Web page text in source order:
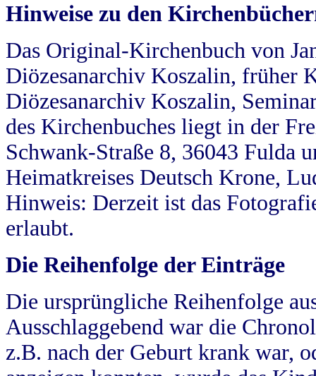
Hinweise zu den
Das Original-Kirchenbuch von
Diözesanarchiv Koszalin, früher
Diözesanarchiv Koszalin,
des Kirchenbuches liegt in der
Schwank-Straße 8, 36043 Fulda
Heimatkreises Deutsch Krone,
Hinweis: Derzeit ist das
erlaubt.
Die Reihenfolge der Einträge
Die ursprüngliche Reihenfolge
Ausschlaggebend war die
z.B. nach der Geburt krank war,